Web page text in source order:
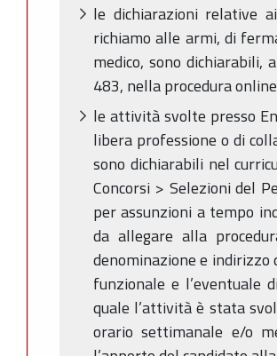
le dichiarazioni relative
richiamo alle armi, di
medico, sono dichiarabili,
483, nella procedura
le attività svolte presso
libera professione o di
sono dichiarabili nel
Concorsi > Selezioni del
per assunzioni a tempo
da allegare alla
denominazione e
funzionale e l’eventuale
quale l’attività è stata
orario settimanale e/o